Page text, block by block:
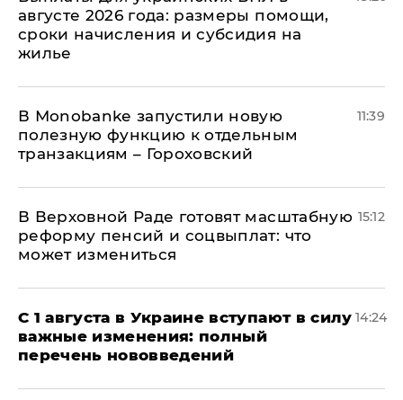
августе 2026 года: размеры помощи,
сроки начисления и субсидия на
жилье
В Мonobankе запустили новую
полезную функцию к отдельным
транзакциям – Гороховский
11:39
В Верховной Раде готовят масштабную
реформу пенсий и соцвыплат: что
может измениться
15:12
С 1 августа в Украине вступают в силу
важные изменения: полный
перечень нововведений
14:24